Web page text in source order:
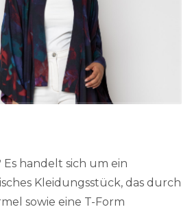
Es handelt sich um ein
Kleidungsstück, das durch
sowie eine T-Form